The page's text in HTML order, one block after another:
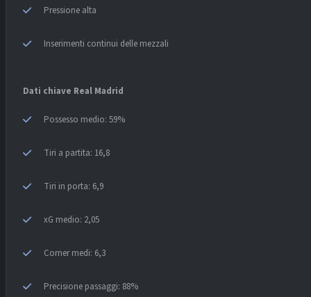
Pressione alta
Inserimenti continui delle mezzali
Dati chiave Real Madrid
Possesso medio: 59%
Tiri a partita: 16,8
Tiri in porta: 6,9
xG medio: 2,05
Corner medi: 6,3
Precisione passaggi: 88%